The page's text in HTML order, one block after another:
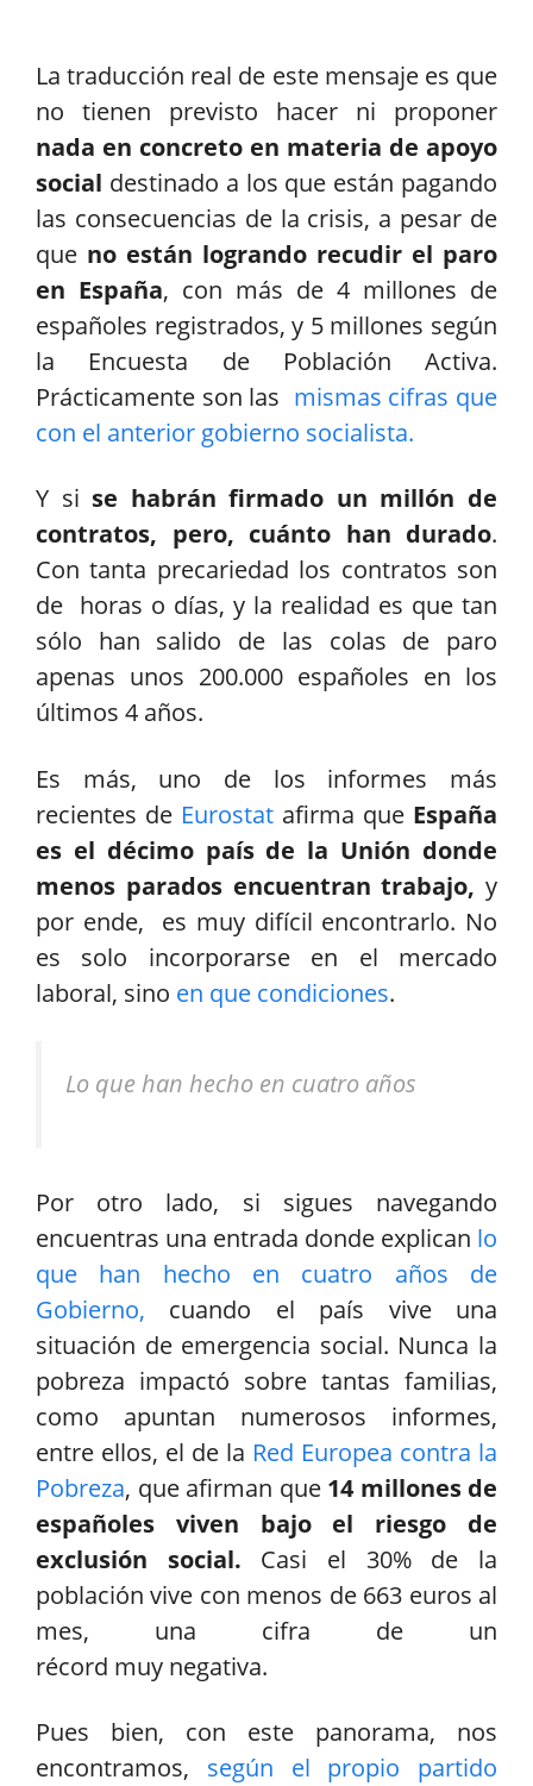
La traducción real de este mensaje es que
no tienen previsto hacer ni proponer
nada en concreto en materia de apoyo
social destinado a los que están pagando
las consecuencias de la crisis, a pesar de
que no están logrando recudir el paro
en España, con más de 4 millones de
españoles registrados, y 5 millones según
la Encuesta de Población Activa.
Prácticamente son las mismas cifras que
con el anterior gobierno socialista.
Y si se habrán firmado un millón de
contratos, pero, cuánto han durado.
Con tanta precariedad los contratos son
de horas o días, y la realidad es que tan
sólo han salido de las colas de paro
apenas unos 200.000 españoles en los
últimos 4 años.
Es más, uno de los informes más
recientes de Eurostat afirma que España
es el décimo país de la Unión donde
menos parados encuentran trabajo, y
por ende, es muy difícil encontrarlo. No
es solo incorporarse en el mercado
laboral, sino en que condiciones.
Lo que han hecho en cuatro años
Por otro lado, si sigues navegando
encuentras una entrada donde explican lo
que han hecho en cuatro años de
Gobierno, cuando el país vive una
situación de emergencia social. Nunca la
pobreza impactó sobre tantas familias,
como apuntan numerosos informes,
entre ellos, el de la Red Europea contra la
Pobreza, que afirman que14 millones de
españoles viven bajo el riesgo de
exclusión social. Casi el 30% de la
población vive con menos de 663 euros al
mes, una cifra de un
récord muy negativa.
Pues bien, con este panorama, nos
encontramos, según el propio partido